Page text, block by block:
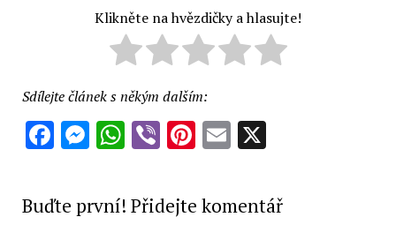
Klikněte na hvězdičky a hlasujte!
Sdílejte článek s někým dalším:
Facebook
Messenger
WhatsApp
ViberPinterest
Email
X
Buďte první! Přidejte komentář